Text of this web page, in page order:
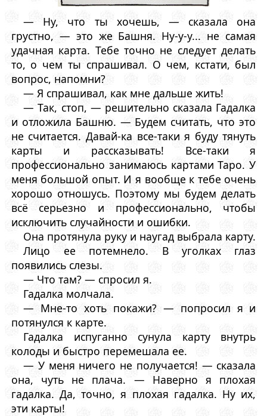
— Ну, что ты хочешь, — сказала она
грустно, — это же Башня. Ну-у-у... не самая
удачная карта. Тебе точно не следует делать
то, о чем ты спрашивал. О чем, кстати, был
вопрос, напомни?
— Я спрашивал, как мне дальше жить!
— Так, стоп, — решительно сказала Гадалка
и отложила Башню. — Будем считать, что это
не считается. Давай-ка все-таки я буду тянуть
карты и рассказывать! Все-таки я
профессионально занимаюсь картами Таро. У
меня большой опыт. И я вообще к тебе очень
хорошо отношусь. Поэтому мы будем делать
всё серьезно и профессионально, чтобы
исключить случайности и ошибки.
Она протянула руку и наугад выбрала карту.
Лицо ее потемнело. В уголках глаз
появились слезы.
— Что там? — спросил я.
Гадалка молчала.
— Мне-то хоть покажи? — попросил я и
потянулся к карте.
Гадалка испуганно сунула карту внутрь
колоды и быстро перемешала ее.
— У меня ничего не получается! — сказала
она, чуть не плача. — Наверно я плохая
гадалка. Да, точно, я плохая гадалка. Ну их,
эти карты!